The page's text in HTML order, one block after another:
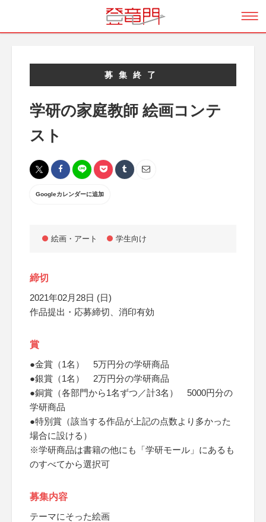
募集終了
学研の家庭教師 絵画コンテ
スト
Googleカレンダーに追加
絵画・アート 学生向け
締切
2021年02月28日 (日)
作品提出・応募締切、消印有効
賞
●金賞（1名） 5万円分の学研商品
●銀賞（1名） 2万円分の学研商品
●銅賞（各部門から1名ずつ／計3名） 5000円分の
学研商品
●特別賞（該当する作品が上記の点数より多かった
場合に設ける）
※学研商品は書籍の他にも「学研モール」にあるも
のすべてから選択可
募集内容
テーマにそった絵画